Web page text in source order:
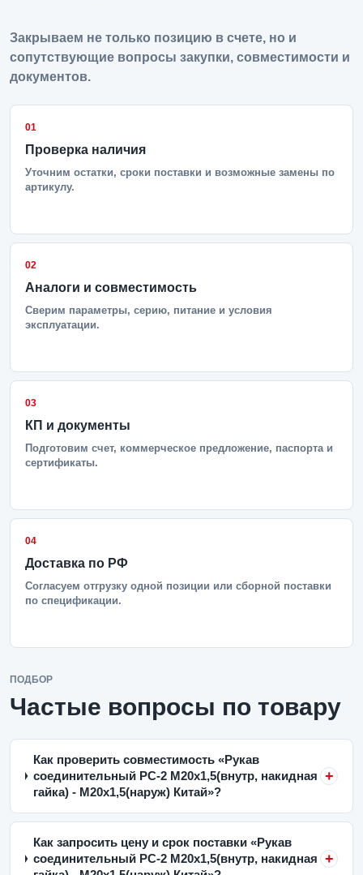
Закрываем не только позицию в счете, но и
сопутствующие вопросы закупки, совместимости и
документов.
01
Проверка наличия
Уточним остатки, сроки поставки и возможные замены по
артикулу.
02
Аналоги и совместимость
Сверим параметры, серию, питание и условия
эксплуатации.
03
КП и документы
Подготовим счет, коммерческое предложение, паспорта и
сертификаты.
04
Доставка по РФ
Согласуем отгрузку одной позиции или сборной поставки
по спецификации.
ПОДБОР
Частые вопросы по товару
Как проверить совместимость «Рукав
соединительный РС-2 M20x1,5(внутр, накидная
гайка) - M20x1,5(наруж) Китай»?
Как запросить цену и срок поставки «Рукав
соединительный РС-2 M20x1,5(внутр, накидная